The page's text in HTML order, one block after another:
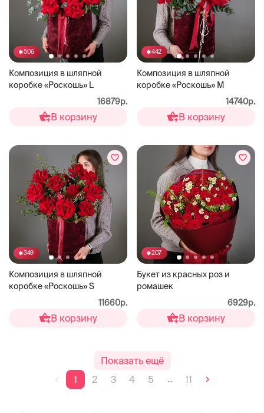
506
Композиция в шляпной
коробке «Роскошь» L
16879р.
В корзину
442
Композиция в шляпной
коробке «Роскошь» М
14740р.
В корзину
349
Композиция в шляпной
коробке «Роскошь» S
11660р.
В корзину
207
Букет из красных роз и
ромашек
6929р.
В корзину
Показать ещё
1
2 3 4 5 ... 11